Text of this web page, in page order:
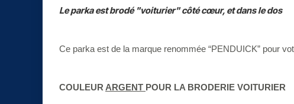
Le parka est brodé "voiturier" côté cœur, et dans le dos
Ce parka est de la marque renommée “PENDUICK” pour
COULEUR ARGENT POUR LA BRODERIE VOITURIER